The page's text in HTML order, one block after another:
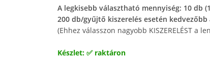
A legkisebb választható mennyiség: 10 db
200 db/gyűjtő kiszerelés esetén kedvezőbb
(Ehhez válasszon nagyobb KISZERELÉST a
Készlet: ✅ raktáron